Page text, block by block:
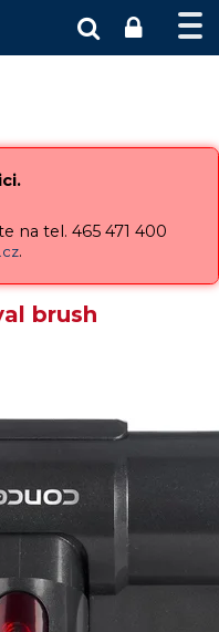
na tel. 465 471 400
.
brush